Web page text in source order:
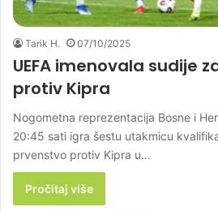
Tarik H. 07/10/2025
UEFA imenovala sudije
protiv Kipra
Nogometna reprezentacija Bosne i
20:45 sati igra šestu utakmicu
prvenstvo protiv Kipra u…
Pročitaj više